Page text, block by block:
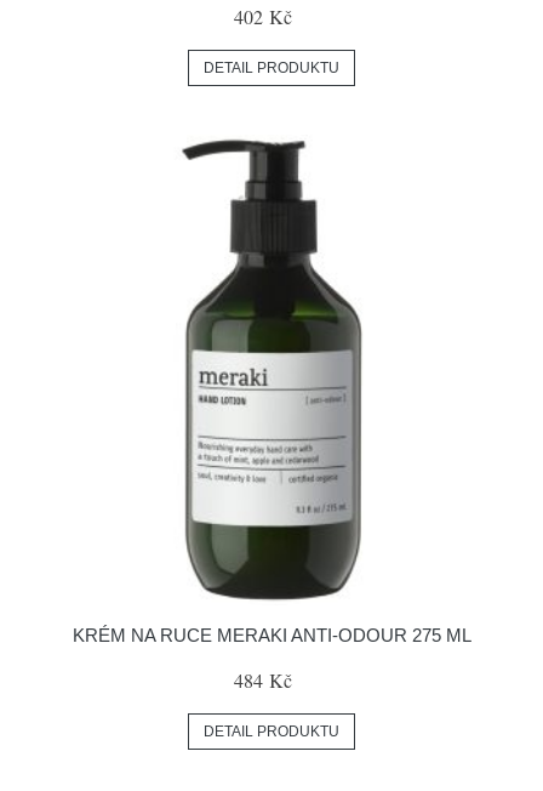
402 Kč
DETAIL PRODUKTU
KRÉM NA RUCE MERAKI ANTI-ODOUR 275 ML
484 Kč
DETAIL PRODUKTU